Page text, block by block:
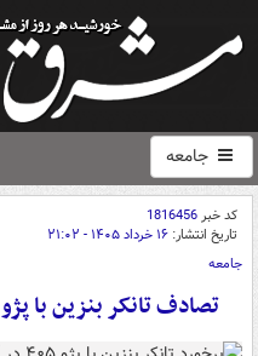
جامعه
کد خبر1816456
تاریخ انتشار: ۱۶ خرداد ۱۴۰۵ - ۲۱:۰۲
جامعه
تصادف تانکر بنزین با پژو ۴۰۵ در آزادراه نطنز-اصفهان